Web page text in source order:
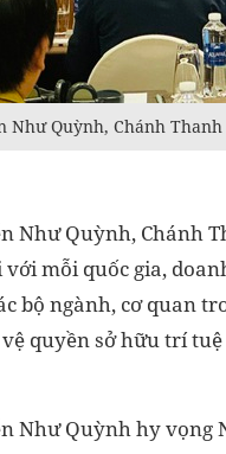
Như Quỳnh, Chánh
Như Quỳnh, Chánh
mỗi quốc gia,
bộ ngành, cơ quan
quyền sở hữu trí
Như Quỳnh hy vọng